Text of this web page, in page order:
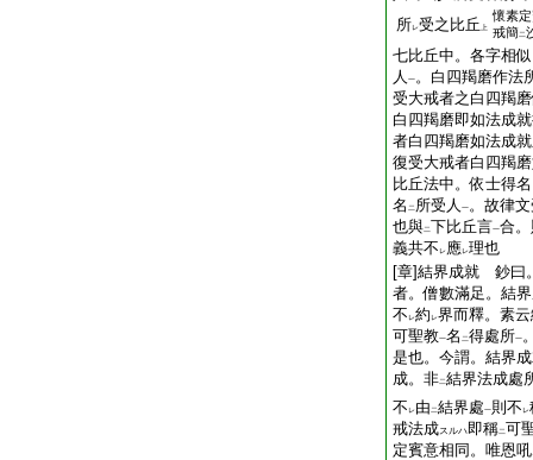
所レ受之比丘 上
懷素
戒簡二
七比丘中。各字相
人 一。白四羯磨作法
受大戒者之白四羯
白四羯磨即如法成
者白四羯磨如法成
復受大戒者白四羯
比丘法中。依士得
名 二 所受人 一。故律
也與二下比丘言一合
義共不 レ應レ理也
[章]結界成就 鈔曰
者。僧數滿足。結
不 レ約 レ界而釋。素
可聖教一名 二得處所一
是也。今謂。結界
成。非二結界法成處
不 レ由 二結界處一則不 レ
戒法成スルハ即稱二可
定賓意相同。唯恩